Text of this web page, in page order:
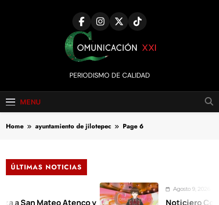
Comunicación
XXI
PERIODISMO DE CALIDAD
MENU
Home ayuntamiento de jilotepec Page 6
ÚLTIMAS NOTICIAS
Atenco y
Agosto 9, 2026
Noticiero